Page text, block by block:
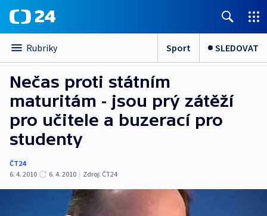
Rubriky Sport SLEDOVAT
Nečas proti státním
maturitám - jsou prý zátěží
pro učitele a buzerací pro
studenty
ČT24
6. 4. 2010
6. 4. 2010 | Zdroj: ČT24